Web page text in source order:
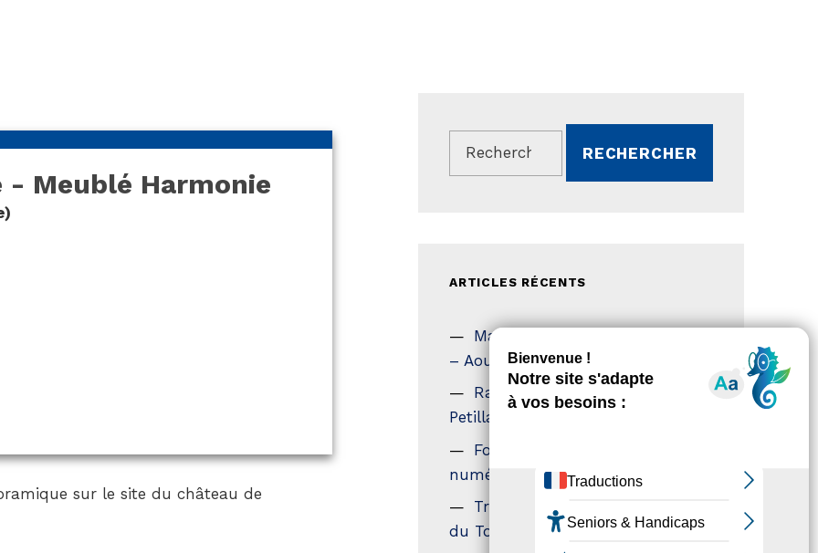
- Meublé Harmonie
sur le site du château de
Rechercher :
ARTICLES RÉCENTS
Magazine Tourisme Accessible
– Aout 2026
Rallye Aicha des Gazelles – Les
Petillantes
Formation Communication
numérique
Trophées Horizons – Acteurs
du Tourisme Durable